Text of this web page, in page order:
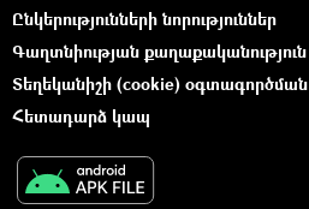
Ընկերությունների նորություններ
Գաղտնիության քաղաքականություն
Տեղեկանիշի (cookie) օգտագործման
Հետադարձ կապ